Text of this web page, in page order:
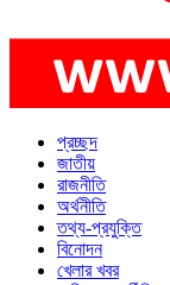
প্রচ্ছদ
জাতীয়
রাজনীতি
অর্থনীতি
তথ্য-প্রযুক্তি
বিনোদন
খেলার খবর